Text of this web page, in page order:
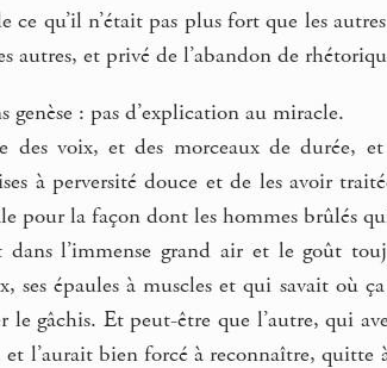
qu’il n’était pas plus fort que les
autres, et privé de l’abandon de
genèse : pas d’explication au miracle.
des voix, et des morceaux de durée,
à perversité douce et de les avoir
pour la façon dont les hommes brûlés
l’immense grand air et le goût
ses épaules à muscles et qui savait où
le gâchis. Et peut-être que l’autre, qui
l’aurait bien forcé à reconnaître,